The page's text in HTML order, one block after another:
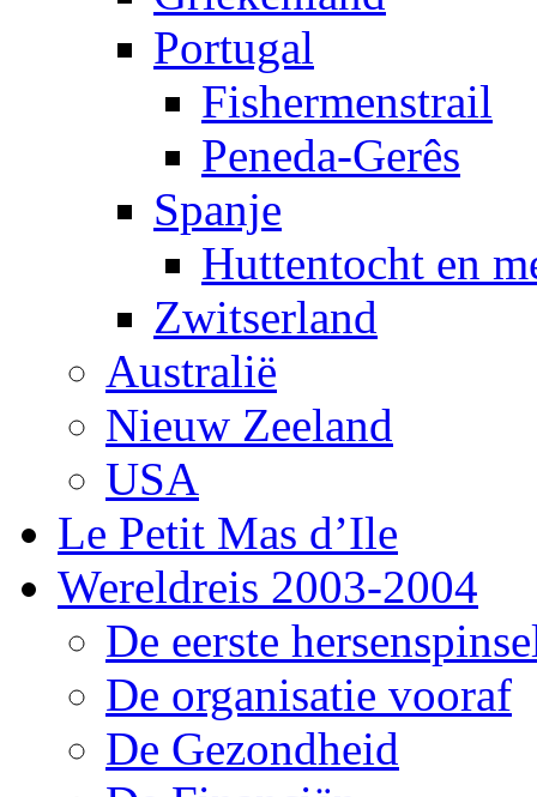
Portugal
Fishermenstrail
Peneda-Gerês
Spanje
Huttentocht en
Zwitserland
Australië
Nieuw Zeeland
USA
Le Petit Mas d’Ile
Wereldreis 2003-2004
De eerste
De organisatie vooraf
De Gezondheid